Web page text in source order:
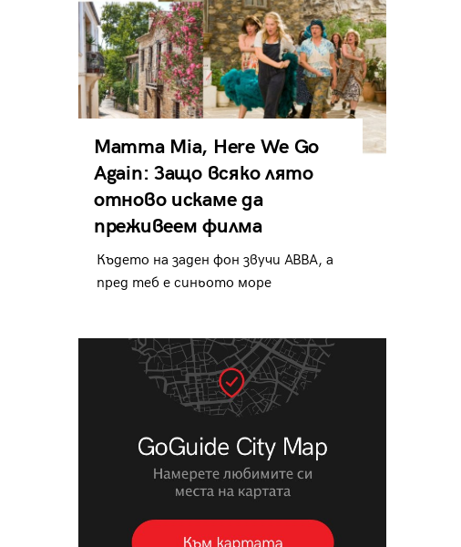
Mamma Mia, Here We Go
Again: Защо всяко лято
отново искаме да
преживеем филма
Където на заден фон звучи ABBA, а
пред теб е синьото море